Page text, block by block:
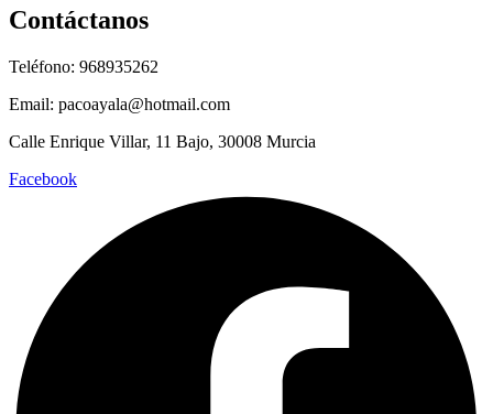
Contáctanos
Teléfono: 968935262
Email: pacoayala@hotmail.com
Calle Enrique Villar, 11 Bajo, 30008 Murcia
Facebook